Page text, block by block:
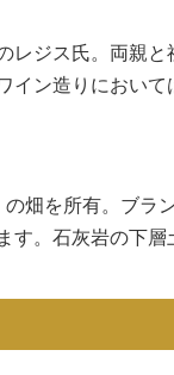
レジス氏。両親と
イン造りにおいて
畑を所有。ブラン
す。石灰岩の下層